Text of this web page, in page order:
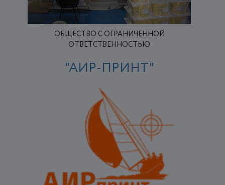
ОБЩЕСТВО С ОГРАНИЧЕННОЙ
ОТВЕТСТВЕННОСТЬЮ
"АИР-ПРИНТ"